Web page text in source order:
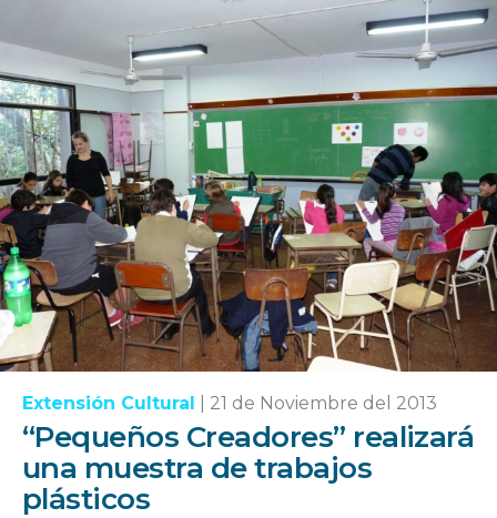
Extensión Cultural 21 de Noviembre del 2013
“Pequeños Creadores” realizará
una muestra de trabajos
plásticos